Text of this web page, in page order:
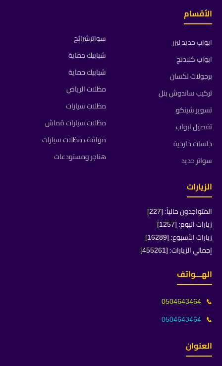
الأقسام
ابواب حديد ليزر
ابواب كلادنج
برجولات لكسان
تركيب ساندوش بنل
تسوير شينكو
تفصيل ابواب
جلسات خارجية
سواتر حديد
سواترشرائح
شبابيك حماية
شبابيك حماية
مظلات الرياض
مظلات سيارات
مظلات سيارات قماش
مواقف مظلات سيارات
هناجر ومستودعات
الزيارات
المتواجدون حالياً: [227]
زيارات اليوم: [1257]
زيارات الأسبوع: [16289]
إجمالي الزيارات: [455261]
الهـــواتف
📞
0504643464
📞
0504643464
العنوان